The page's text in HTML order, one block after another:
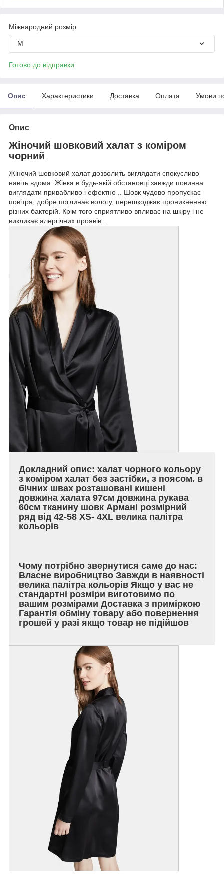
Міжнародний розмір
M
Готово до відправки
Опис Характеристики Доставка Оплата Умови
Опис
Жіночий шовковий халат з коміром
чорний
Жіночий шовковий халат дозволить виглядати спокусливо
навіть вдома. Жінка в будь-якій обстановці завжди повинна
виглядати привабливо і ефектно .. Шовк чудово пропускає
повітря, добре поглинає вологу, перешкоджає проникненню
різних бактерій. Крім того сприятливо впливає на шкіру і не
викликає алергічних проявів ..
Докладний опис: халат чорного кольору
з коміром халат без застібки, з поясом. в
бічних швах розташовані кишені
довжина халата 97см довжина рукава
60см тканину шовк Армані розмірний
ряд від 42-58 XS- 4XL велика палітра
кольорів
Чому потрібно звернутися саме до нас:
Власне виробництво Завжди в наявності
велика палітра кольорів Якщо у вас не
стандартні розміри виготовимо по
вашим розмірами Доставка з приміркою
Гарантія обміну товару або повернення
грошей у разі якщо товар не підійшов